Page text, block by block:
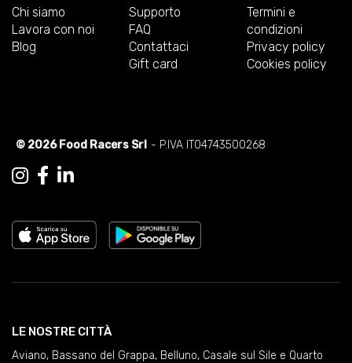
Chi siamo
Lavora con noi
Blog
Supporto
FAQ
Contattaci
Gift card
Termini e
condizioni
Privacy policy
Cookies policy
© 2026 Food Racers Srl - P.IVA IT04743500268
LE NOSTRE CITTÀ
Aviano, Bassano del Grappa, Belluno, Casale sul Sile e Quarto